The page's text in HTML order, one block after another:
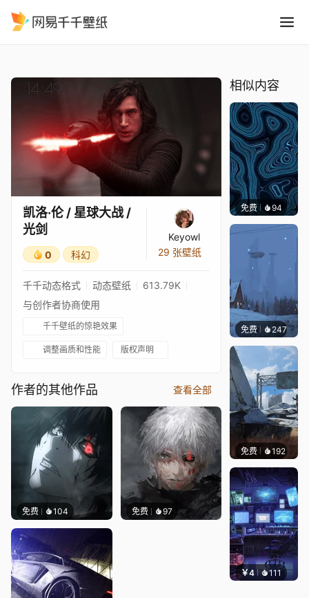
凯洛·伦 / 星球大战 /
光剑
0 科幻
Keyowl
29 张壁纸
千千动态格式 动态壁纸
613.79K
与创作者协商使用
千千壁纸的惊艳效果
调整画质和性能 版权声明
作者的其他作品 查看全部
免费 104 免费 97
相似内容
免费 94
免费 247
免费 192
￥4 111 楚梦缘